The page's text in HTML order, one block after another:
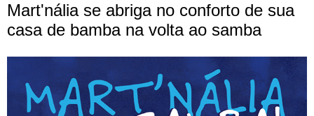
Mart'nália se abriga no conforto de sua
casa de bamba na volta ao samba